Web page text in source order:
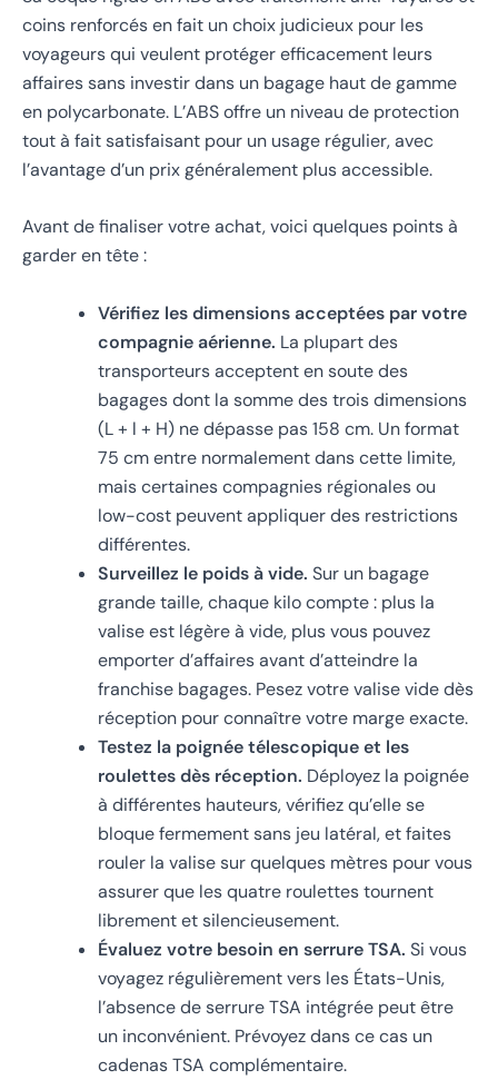
coins renforcés en fait un choix judicieux pour les
voyageurs qui veulent protéger efficacement leurs
affaires sans investir dans un bagage haut de gamme
en polycarbonate. L’ABS offre un niveau de protection
tout à fait satisfaisant pour un usage régulier, avec
l’avantage d’un prix généralement plus accessible.
Avant de finaliser votre achat, voici quelques points à
garder en tête :
Vérifiez les dimensions acceptées par votre
compagnie aérienne. La plupart des
transporteurs acceptent en soute des
bagages dont la somme des trois dimensions
(L + l + H) ne dépasse pas 158 cm. Un format
75 cm entre normalement dans cette limite,
mais certaines compagnies régionales ou
low-cost peuvent appliquer des restrictions
différentes.
Surveillez le poids à vide. Sur un bagage
grande taille, chaque kilo compte : plus la
valise est légère à vide, plus vous pouvez
emporter d’affaires avant d’atteindre la
franchise bagages. Pesez votre valise vide dès
réception pour connaître votre marge exacte.
Testez la poignée télescopique et les
roulettes dès réception. Déployez la poignée
à différentes hauteurs, vérifiez qu’elle se
bloque fermement sans jeu latéral, et faites
rouler la valise sur quelques mètres pour vous
assurer que les quatre roulettes tournent
librement et silencieusement.
Évaluez votre besoin en serrure TSA. Si vous
voyagez régulièrement vers les États-Unis,
l’absence de serrure TSA intégrée peut être
un inconvénient. Prévoyez dans ce cas un
cadenas TSA complémentaire.